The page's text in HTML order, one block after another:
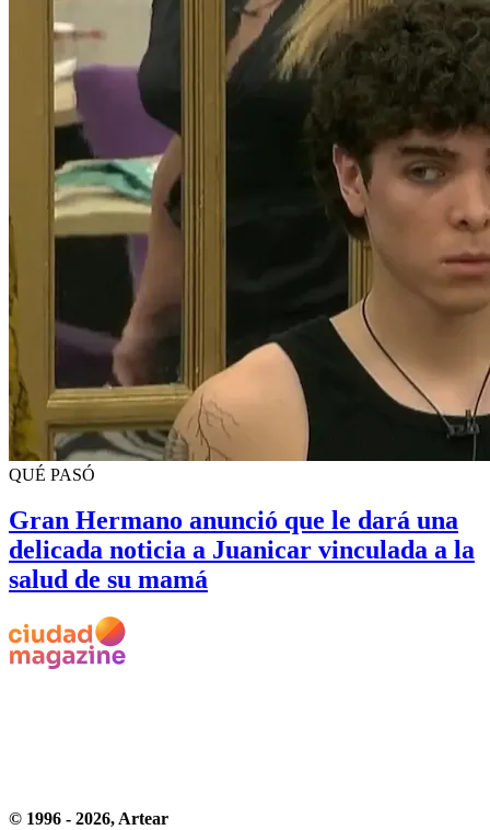
QUÉ PASÓ
Gran Hermano anunció que le dará una
delicada noticia a Juanicar vinculada a la
salud de su mamá
© 1996 - 2026, Artear